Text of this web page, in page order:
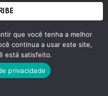
to change this
que você tenha a melhor
continua a usar este site,
está satisfeito.
privacidade